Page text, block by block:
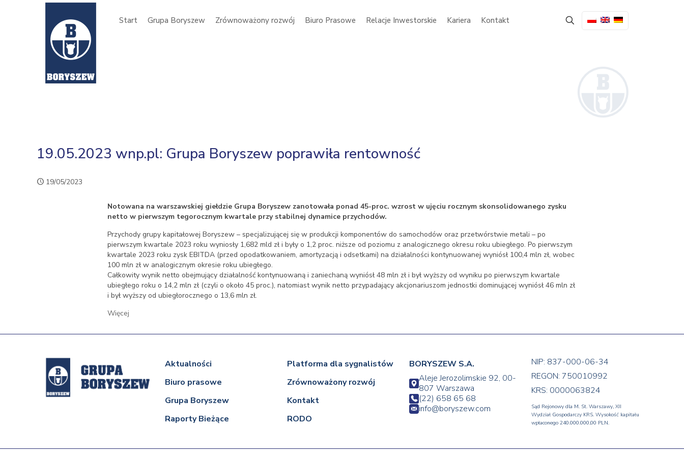
Start Grupa Boryszew Zrównoważony rozwój Biuro Prasowe Relacje Inwestorskie Kariera Kontakt
19.05.2023 wnp.pl: Grupa Boryszew poprawiła rentowność
19/05/2023
Notowana na warszawskiej giełdzie Grupa Boryszew zanotowała ponad 45-proc. wzrost w ujęciu rocznym skonsolidowanego zysku
netto w pierwszym tegorocznym kwartale przy stabilnej dynamice przychodów.
Przychody grupy kapitałowej Boryszew – specjalizującej się w produkcji komponentów do samochodów oraz przetwórstwie metali – po
pierwszym kwartale 2023 roku wyniosły 1,682 mld zł i były o 1,2 proc. niższe od poziomu z analogicznego okresu roku ubiegłego. Po pierwszym
kwartale 2023 roku zysk EBITDA (przed opodatkowaniem, amortyzacją i odsetkami) na działalności kontynuowanej wyniósł 100,4 mln zł, wobec
100 mln zł w analogicznym okresie roku ubiegłego.
Całkowity wynik netto obejmujący działalność kontynuowaną i zaniechaną wyniósł 48 mln zł i był wyższy od wyniku po pierwszym kwartale
ubiegłego roku o 14,2 mln zł (czyli o około 45 proc.), natomiast wynik netto przypadający akcjonariuszom jednostki dominującej wyniósł 46 mln zł
i był wyższy od ubiegłorocznego o 13,6 mln zł.
Więcej
Aktualności
Biuro prasowe
Grupa Boryszew
Raporty Bieżące
Platforma dla sygnalistów
Zrównoważony rozwój
Kontakt
RODO
BORYSZEW S.A.
Aleje Jerozolimskie 92, 00-
807 Warszawa
(22) 658 65 68
info@boryszew.com
NIP: 837-000-06-34
REGON: 750010992
KRS: 0000063824
Sąd Rejonowy dla M. St. Warszawy, XII
Wydział Gospodarczy KRS. Wysokość kapitału
wpłaconego 240.000.000,00 PLN.